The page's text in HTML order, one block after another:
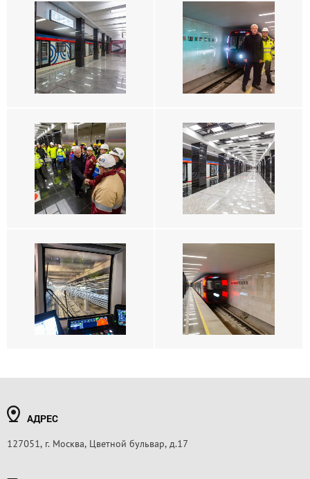
АДРЕС
127051, г. Москва, Цветной бульвар, д.17